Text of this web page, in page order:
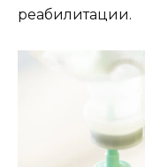
реабилитации.